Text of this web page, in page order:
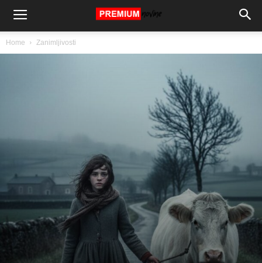
Home Zanimljivosti